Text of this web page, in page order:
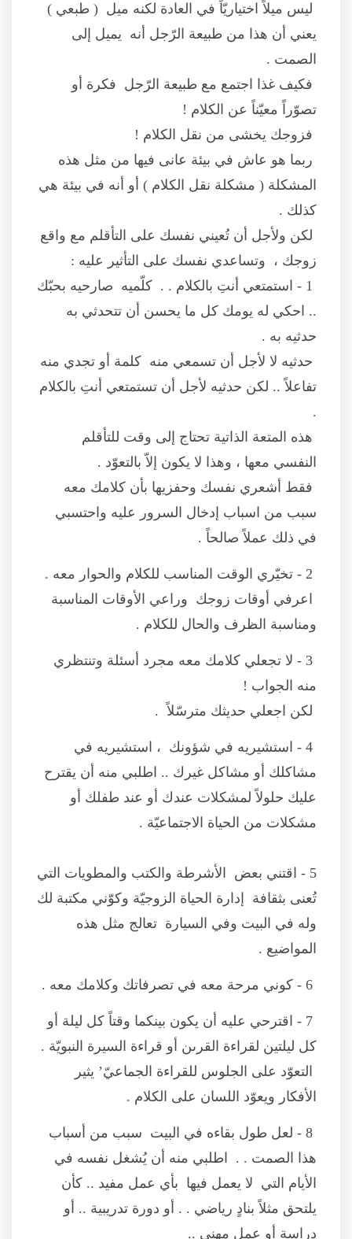
ليس ميلاً اختياريّاً في العادة لكنه ميل ( طبعي )
يعني أن هذا من طبيعة الرّجل أنه يميل إلى
الصمت .
فكيف غذا اجتمع مع طبيعة الرّجل فكرة أو
تصوّراً معيّناً عن الكلام !
فزوجك يخشى من نقل الكلام !
ربما هو عاش في بيئة عانى فيها من مثل هذه
المشكلة ( مشكلة نقل الكلام ) أو أنه في بيئة هي
كذلك .
لكن ولأجل أن تُعيني نفسك على التأقلم مع واقع
زوجك ، وتساعدي نفسك على التأثير عليه :
1 - استمتعي أنتِ بالكلام . . كلّميه صارحيه بحبّك
.. احكي له يومك كل ما يحسن أن تتحدثي به
حدثيه به .
حدثيه لا لأجل أن تسمعي منه كلمة أو تجدي منه
تفاعلاً .. لكن حدثيه لأجل أن تستمتعي أنتِ بالكلام
.
هذه المتعة الذاتية تحتاج إلى وقت للتأقلم
النفسي معها ، وهذا لا يكون إلاّ بالتعوّد .
فقط أشعري نفسك وحفزيها بأن كلامك معه
سبب من اسباب إدخال السرور عليه واحتسبي
في ذلك عملاً صالحاً .
اعرفي أوقات زوجك وراعي الأوقات المناسبة
ومناسبة الظرف والحال للكلام .
3 - لا تجعلي كلامك معه مجرد أسئلة وتنتظري
منه الجواب !
لكن اجعلي حديثك مترسّلاً .
4 - استشيريه في شؤونك ، استشيريه في
مشاكلك أو مشاكل غيرك .. اطلبي منه أن يقترح
عليك حلولاً لمشكلات عندك أو عند طفلك أو
مشكلات من الحياة الاجتماعيّة .
5 - اقتني بعض الأشرطة والكتب والمطويات التي
تُعنى بثقافة إدارة الحياة الزوجيّة وكوّني مكتبة لك
وله في البيت وفي السيارة تعالج مثل هذه
المواضيع .
7 - اقترحي عليه أن يكون بينكما وقتاً كل ليلة أو
كل ليلتين لقراءة القرىن أو قراءة السيرة النبويّة .
التعوّد على الجلوس للقراءة الجماعيّ’ يثير
الأفكار ويعوّد اللسان على الكلام .
8 - لعل طول بقاءه في البيت سبب من أسباب
هذا الصمت . . اطلبي منه أن يُشغل نفسه في
الأيام التي لا يعمل فيها بأي عمل مفيد .. كأن
يلتحق مثلاً بنادٍ رياضي . . أو دورة تدريبية .. أو
دراسة أو عمل مهني ..